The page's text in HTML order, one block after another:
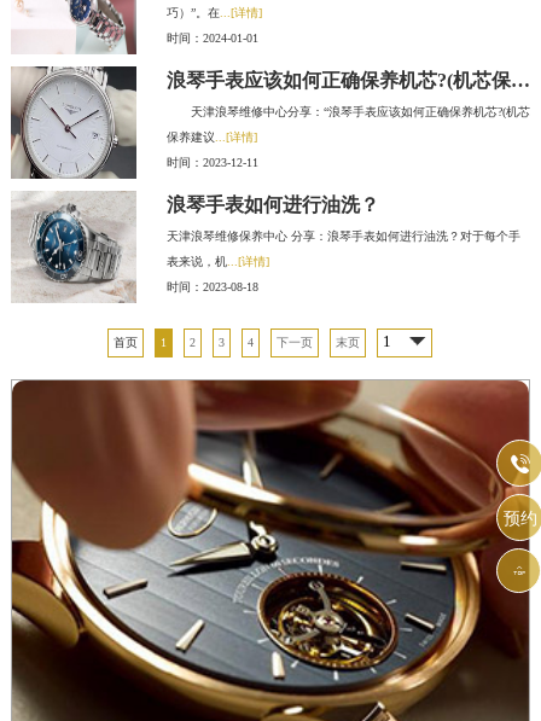
巧）”。在...[详情]
时间：2024-01-01
浪琴手表应该如何正确保养机芯?(机芯保养建议)
天津浪琴维修中心分享：“浪琴手表应该如何正确保养机芯?(机芯
保养建议 ...[详情]
时间：2023-12-11
浪琴手表如何进行油洗？
天津浪琴维修保养中心 分享：浪琴手表如何进行油洗？对于每个手
表来说，机...[详情]
时间：2023-08-18
首页 1 2 3 4 下一页 末页

预约
